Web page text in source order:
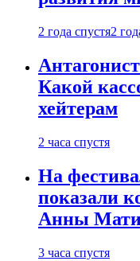
2 года спустя2
Какой
хейтерам
2 часа спустя
На
показали
Анны
3 часа спустя